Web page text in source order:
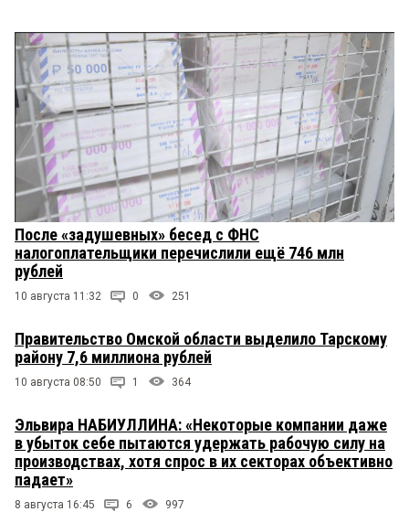
После «задушевных» бесед с ФНС
налогоплательщики перечислили ещё 746 млн
рублей
10 августа 11:32 0 251
Правительство Омской области выделило Тарскому
району 7,6 миллиона рублей
10 августа 08:50 1 364
Эльвира НАБИУЛЛИНА: «Некоторые компании даже
в убыток себе пытаются удержать рабочую силу на
производствах, хотя спрос в их секторах объективно
падает»
8 августа 16:45 6 997